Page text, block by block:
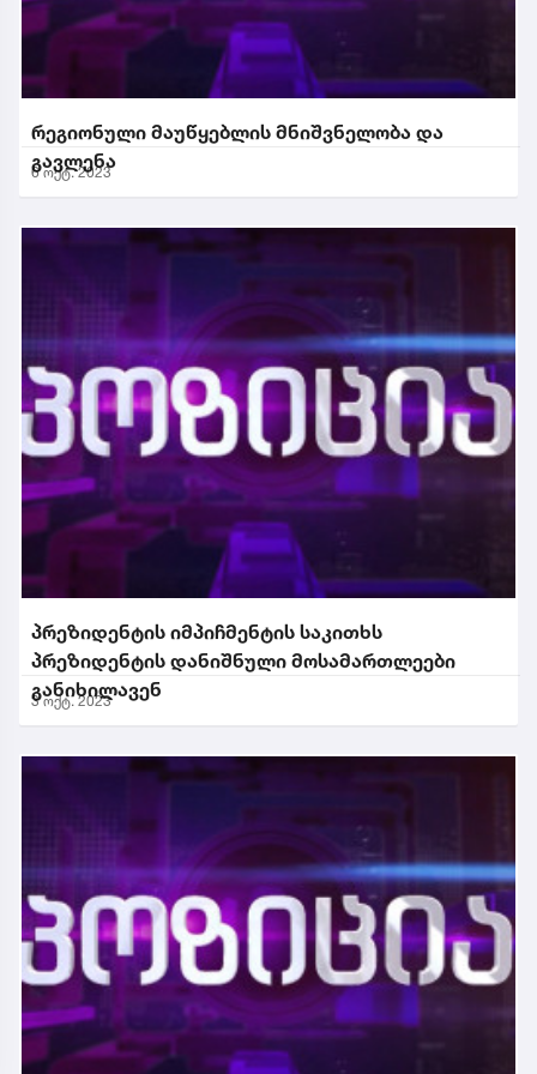
რეგიონული მაუწყებლის მნიშვნელობა და
გავლენა
6 ოქტ. 2023
პრეზიდენტის იმპიჩმენტის საკითხს
პრეზიდენტის დანიშნული მოსამართლეები
განიხილავენ
3 ოქტ. 2023